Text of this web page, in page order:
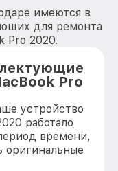
имеются в
для ремонта
Pro 2020.
Pro
устройство
работало
времени,
оригинальные